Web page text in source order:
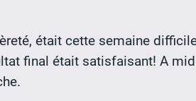
était cette semaine
final était satisfaisant! A